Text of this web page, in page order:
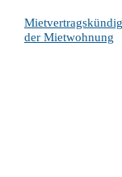
der Mietwohnung